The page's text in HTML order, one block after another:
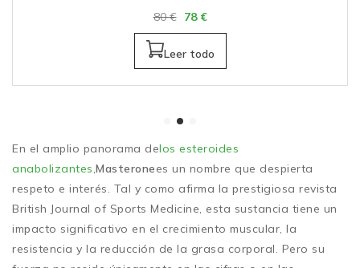
80€ 78 €
Leer todo
En el amplio panorama delos esteroides
anabolizantes Masteronees un nombre que despierta
respeto e interés. Tal y como afirma la prestigiosa revista
British Journal of Sports Medicine, esta sustancia tiene un
impacto significativo en el crecimiento muscular, la
resistencia y la reducción de la grasa corporal. Pero su